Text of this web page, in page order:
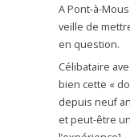
A Pont-à-
veille de
en question.
Célibataire
bien cette «
depuis neuf
et peut-être